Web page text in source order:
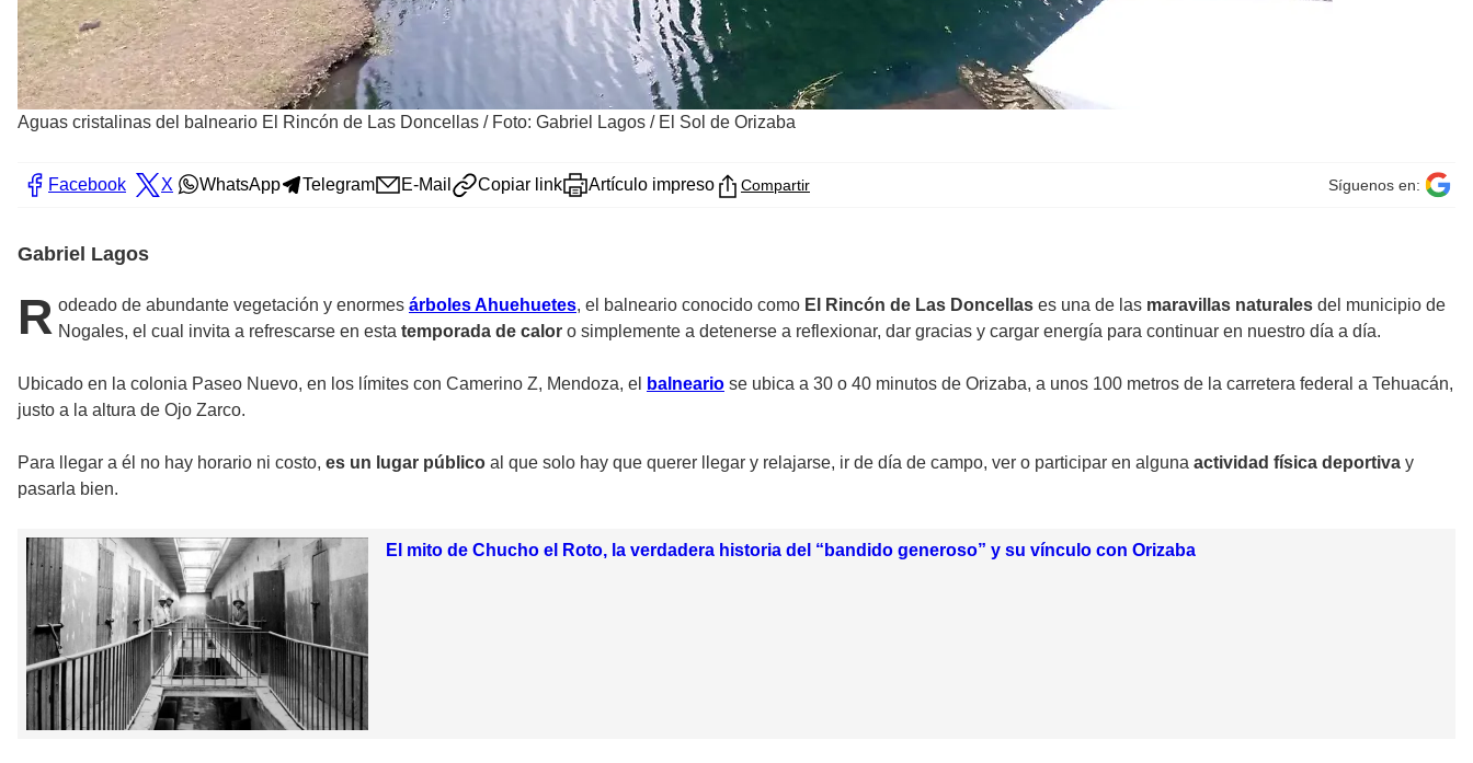
Aguas cristalinas del balneario El Rincón de Las Doncellas / Foto: Gabriel Lagos / El Sol de Orizaba
Facebook X WhatsApp Telegram E-Mail Copiar link Artículo impreso Compartir Síguenos en:
Gabriel Lagos
R odeado de abundante vegetación y enormes árboles Ahuehuetes, el balneario conocido como El Rincón de Las Doncellas es una de las maravillas naturales del municipio de
Nogales, el cual invita a refrescarse en esta temporada de calor o simplemente a detenerse a reflexionar, dar gracias y cargar energía para continuar en nuestro día a día.
Ubicado en la colonia Paseo Nuevo, en los límites con Camerino Z, Mendoza, el balneario se ubica a 30 o 40 minutos de Orizaba, a unos 100 metros de la carretera federal a Tehuacán,
justo a la altura de Ojo Zarco.
Para llegar a él no hay horario ni costo, es un lugar público al que solo hay que querer llegar y relajarse, ir de día de campo, ver o participar en alguna actividad física deportiva y
pasarla bien.
El mito de Chucho el Roto, la verdadera historia del “bandido generoso” y su vínculo con Orizaba